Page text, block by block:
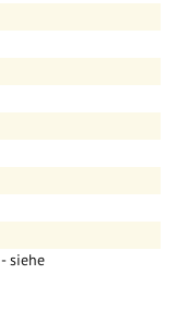
siehe